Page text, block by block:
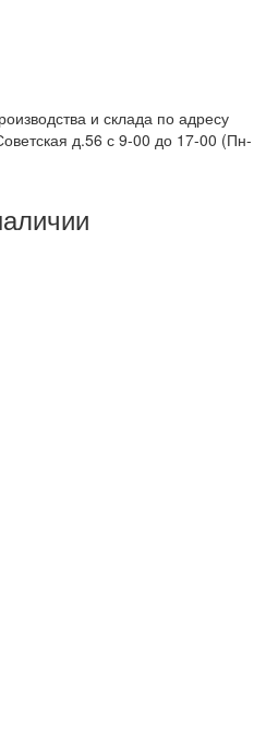
и склада по адресу
д.56 с 9-00 до 17-00 (Пн-